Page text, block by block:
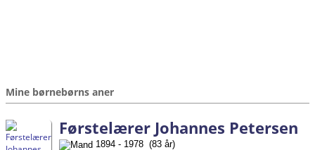
Mine børnebørns aner
Førstelærer Johannes Petersen
1894 - 1978 (83 år)